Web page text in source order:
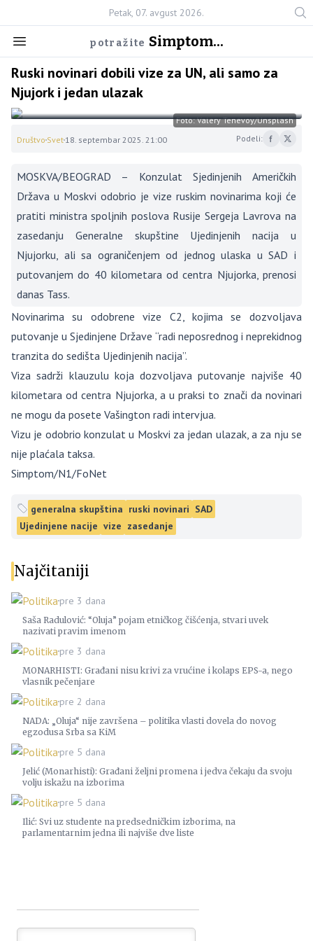
Petak, 07. avgust 2026.
potražite Simptom...
Ruski novinari dobili vize za UN, ali samo za
Njujork i jedan ulazak
Foto: Valery Tenevoy/Unsplash
Društvo Svet 18. septembar 2025. 21:00 Podeli:
MOSKVA/BEOGRAD – Konzulat Sjedinjenih Američkih
Država u Moskvi odobrio je vize ruskim novinarima koji će
pratiti ministra spoljnih poslova Rusije Sergeja Lavrova na
zasedanju Generalne skupštine Ujedinjenih nacija u
Njujorku, ali sa ograničenjem od jednog ulaska u SAD i
putovanjem do 40 kilometara od centra Njujorka, prenosi
danas Tass.
Novinarima su odobrene vize C2, kojima se dozvoljava
putovanje u Sjedinjene Države “radi neposrednog i neprekidnog
tranzita do sedišta Ujedinjenih nacija”.
Viza sadrži klauzulu koja dozvoljava putovanje najviše 40
kilometara od centra Njujorka, a u praksi to znači da novinari
ne mogu da posete Vašington radi intervjua.
Vizu je odobrio konzulat u Moskvi za jedan ulazak, a za nju se
nije plaćala taksa.
Simptom/N1/FoNet
generalna skupština ruski novinari SAD
Ujedinjene nacije vize zasedanje
Najčitaniji
Politikapre 3 dana
Saša Radulović: “Oluja” pojam etničkog čišćenja, stvari uvek
nazivati pravim imenom
Politikapre 3 dana
MONARHISTI: Građani nisu krivi za vrućine i kolaps EPS-a, nego
vlasnik pečenjare
Politikapre 2 dana
NADA: „Oluja“ nije završena – politika vlasti dovela do novog
egzodusa Srba sa KiM
Politikapre 5 dana
Jelić (Monarhisti): Građani željni promena i jedva čekaju da svoju
volju iskažu na izborima
Politikapre 5 dana
Ilić: Svi uz studente na predsedničkim izborima, na
parlamentarnim jedna ili najviše dve liste